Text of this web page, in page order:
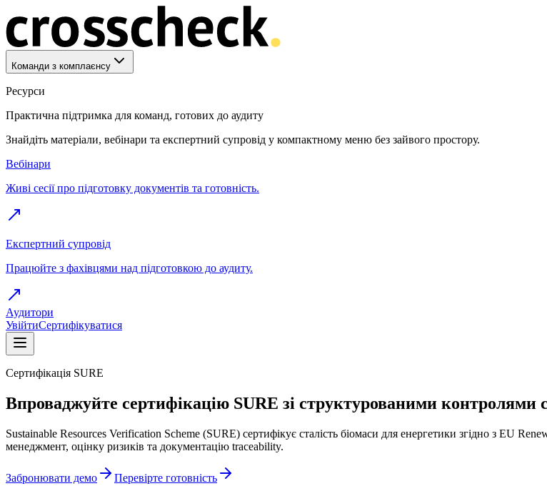
Команди з комплаєнсу
Ресурси
Практична підтримка для команд, готових до аудиту
Знайдіть матеріали, вебінари та експертний супровід у компактному меню без зайвого простору.
Вебінари
Живі сесії про підготовку документів та готовність.
Експертний супровід
Працюйте з фахівцями над підготовкою до аудиту.
Аудитори
УвійтиСертифікуватися
Сертифікація SURE
Впроваджуйте сертифікацію SURE зі структурованими контролями
Sustainable Resources Verification Scheme (SURE) сертифікує сталість біомаси для енергетики згідно з EU
менеджмент, оцінку ризиків та документацію traceability.
Забронювати демо Перевірте готовність